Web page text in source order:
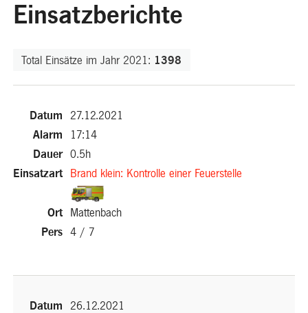
Einsatzberichte
Total Einsätze im Jahr 2021 : 1398
27.12.2021
17:14
0.5h
Brand klein: Kontrolle einer Feuerstelle
Link)
Mattenbach
4 / 7
26.12.2021